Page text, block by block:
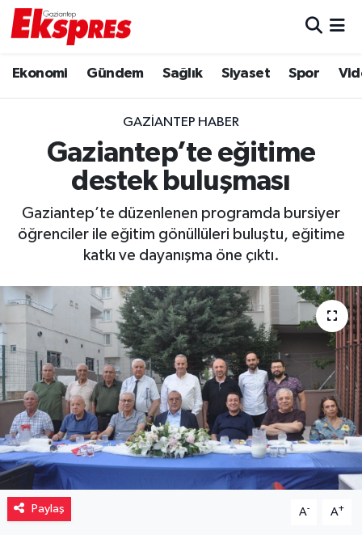
Ekonomi Gündem Sağlık Siyaset Spor
GAZIANTEP HABER
Gaziantep’te eğitime
destek buluşması
Gaziantep’te düzenlenen programda bursiyer
öğrenciler ile eğitim gönüllüleri buluştu, eğitime
katkı ve dayanışma öne çıktı.
Paylaş A- A+
Ekonomi
Gaziantep son dakika
Genel
Gündem
Kültür Sanat
Magazin
Müzik
Piyasa
Resmi İlanlar
Sağlık
Trafik Durumu
Puan Durumu ve Fikstür
Tüm Manşetler
Son Dakika Haberleri